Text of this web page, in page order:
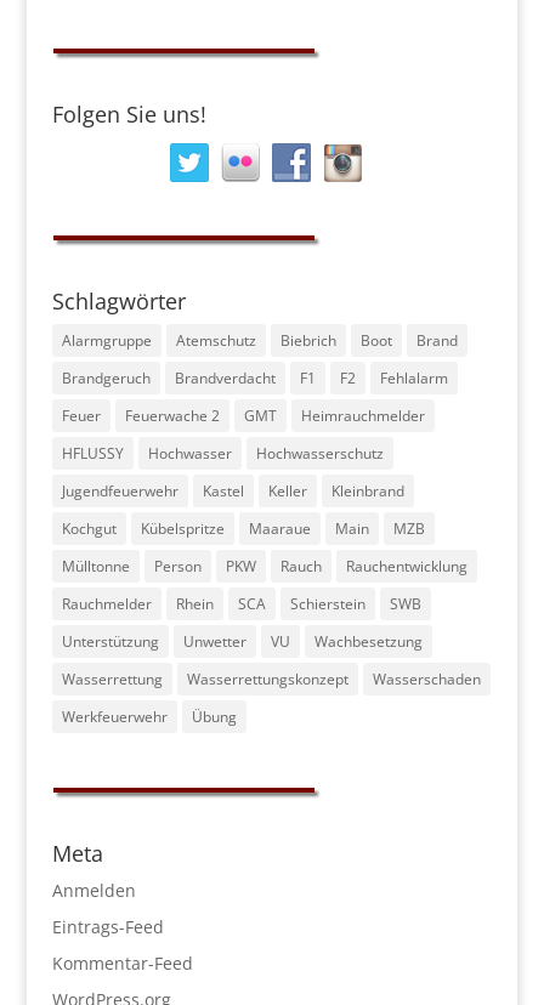
Folgen Sie uns!
Schlagwörter
Alarmgruppe Atemschutz Biebrich Boot
Brand
Brandgeruch
Brandverdacht F1 F2
Fehlalarm
Feuer
Feuerwache 2 GMT
Heimrauchmelder
HFLUSSY
Hochwasser
Hochwasserschutz
Jugendfeuerwehr
Kastel Keller
Kleinbrand
Kochgut
Kübelspritze Maaraue Main
MZB
Mülltonne
Person PKW Rauch
Rauchentwicklung
Rauchmelder
Rhein SCA Schierstein
SWB
Unterstützung
Unwetter VU
Wachbesetzung
Wasserrettung
Wasserrettungskonzept
Wasserschaden
Werkfeuerwehr
Übung
Meta
Anmelden
Eintrags-Feed
Kommentar-Feed
WordPress.org